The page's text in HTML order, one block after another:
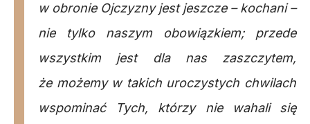
w obronie Ojczyzny jest jeszcze – kochani –
nie tylko naszym obowiązkiem; przede
wszystkim jest dla nas zaszczytem,
że możemy w takich uroczystych chwilach
wspominać Tych, którzy nie wahali się